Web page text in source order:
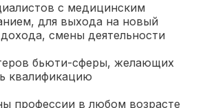
с медицинским
для выхода на новый
смены деятельности
бьюти-сферы, желающих
квалификацию
профессии в любом возрасте